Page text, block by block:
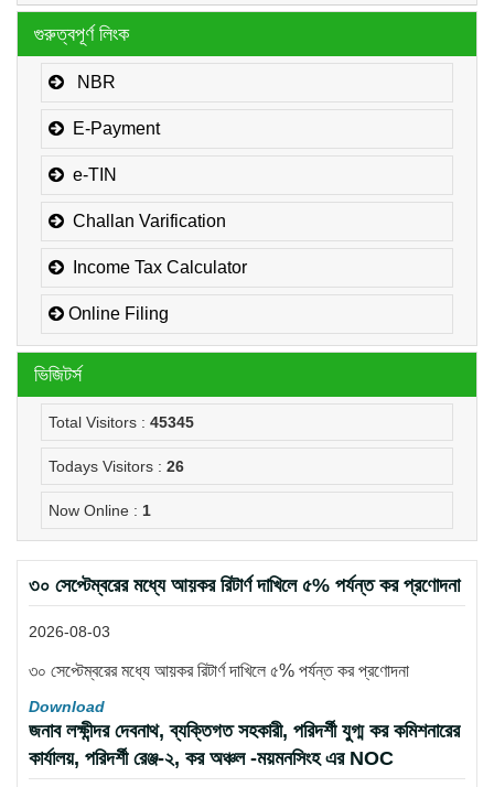
৩০ সেপ্টেম্বরের মধ্যে আয়কর রিটার্ণ দাখিলে ৫% পর্যন্ত কর প্রণোদনা
2026-08-03
৩০ সেপ্টেম্বরের মধ্যে আয়কর রিটার্ণ দাখিলে ৫% পর্যন্ত কর প্রণোদনা
Download
জনাব লক্ষীন্দর দেবনাথ, ব্যক্তিগত সহকারী, পরিদর্শী যুগ্ম কর কমিশনারের
কার্যালয়, পরিদর্শী রেঞ্জ-২, কর অঞ্চল -ময়মনসিংহ এর NOC
সার্কেল-১(কোম্পানীজ), কর অঞ্চল -ময়মনসিংহ এর NOC
জনাব মোঃ মোরাদুজ্জামান, সাঁট মুদ্রাক্ষরিক কাম-কম্পিউটার অপারেটর, উপকর
কমিশনারের কার্যালয়, সার্কেল-১(কোম্পানীজ), কর অঞ্চল -ময়মনসিংহ এর
গুরুত্বপূর্ণ লিংক
NBR
E-Payment
e-TIN
Challan Varification
Income Tax Calculator
Online Filing
ভিজিটর্স
Total Visitors : 45345
Todays Visitors : 26
Now Online : 1